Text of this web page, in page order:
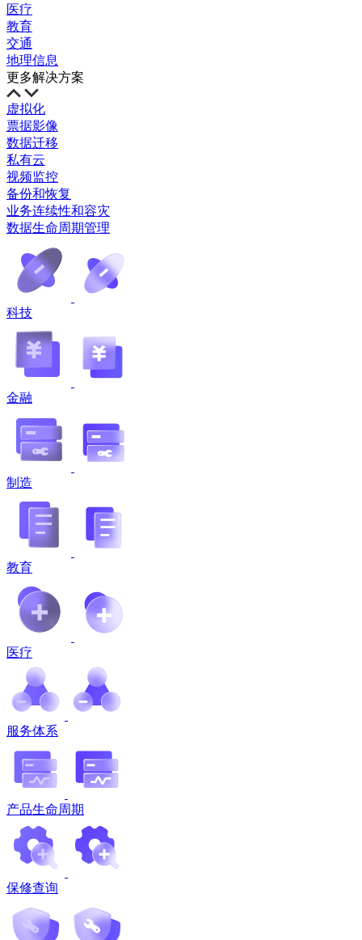
医疗
教育
交通
地理信息
更多解决方案
虚拟化
票据影像
数据迁移
私有云
视频监控
备份和恢复
业务连续性和容灾
数据生命周期管理
科技
金融
制造
教育
医疗
服务体系
产品生命周期
保修查询